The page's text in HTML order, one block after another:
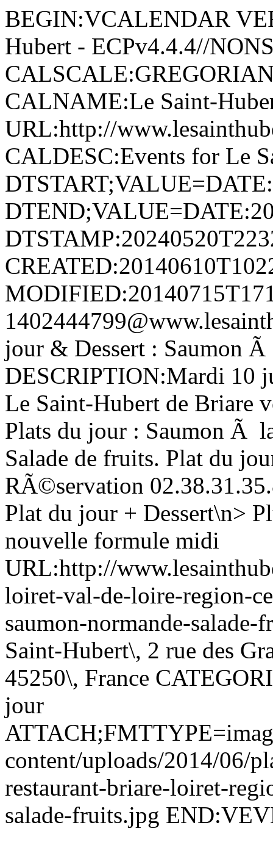
BEGIN:VCALENDAR
Hubert - ECPv4.4.4//
CALNAME:Le Saint-
URL:http://
CALDESC:Events for Le
jour & Dessert : Saumon
DESCRIPTION:Mardi 10
Le Saint-Hubert de Briare
Plats du jour : Saumon Ã
Salade de fruits. Plat du
RÃ©servation
Plat du jour + Dessert\n>
nouvelle formule midi
URL:http://
loiret-val-de-loire-region-
saumon-normande-
Saint-Hubert\, 2 rue des
45250\, France
jour
content/uploads/2014/06/
restaurant-briare-loiret-
salade-fruits.jpg